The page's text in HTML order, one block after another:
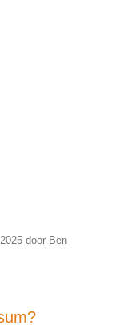
door Ben